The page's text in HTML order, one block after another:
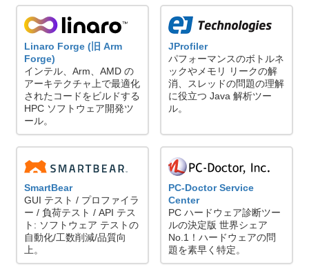
Linaro Forge (旧 Arm
Forge)
インテル、Arm、AMD の
アーキテクチャ上で最適化
されたコードをビルドする
HPC ソフトウェア開発ツ
ール。
JProfiler
パフォーマンスのボトルネ
ックやメモリ リークの解
消、スレッドの問題の理解
に役立つ Java 解析ツー
ル。
SmartBear
GUI テスト / プロファイラ
ー / 負荷テスト / API テス
ト: ソフトウェア テストの
自動化/工数削減/品質向
上。
PC-Doctor Service
Center
PC ハードウェア診断ツー
ルの決定版 世界シェア
No.1！ハードウェアの問
題を素早く特定。